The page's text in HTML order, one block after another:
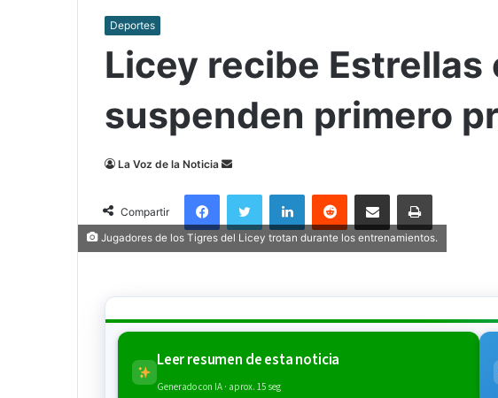
Deportes
Licey recibe Estrellas
suspenden primero
La Voz de la Noticia
Send
email
Compartir
FacebookTwitter LinkedInReddit Compartir via Email Imprimi
Jugadores de los Tigres del Licey trotan durante los entrenamientos.
Leer resumen de esta noticia
Generado con IA · aprox. 15 seg